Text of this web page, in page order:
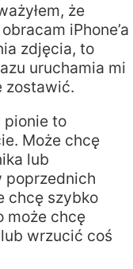
że
iPhone’a
zdjęcia, to
uruchamia mi
zostawić.
pionie to
Może chcę
lub
poprzednich
chcę szybko
może chcę
wrzucić coś